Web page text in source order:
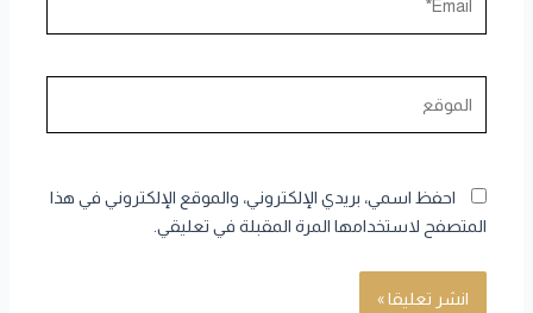
احفظ اسمي، بريدي الإلكتروني، والموقع الإلكتروني في هذا
المتصفح لاستخدامها المرة المقبلة في تعليقي.